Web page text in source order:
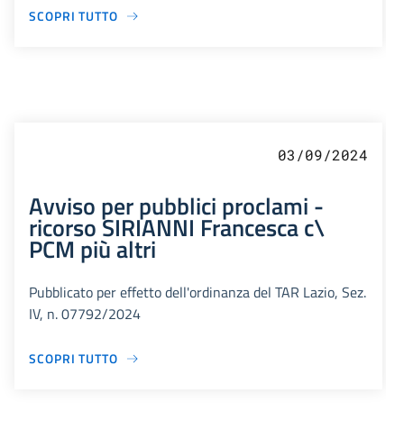
SCOPRI TUTTO
03/09/2024
Avviso per pubblici proclami -
ricorso SIRIANNI Francesca c\
PCM più altri
Pubblicato per effetto dell'ordinanza del TAR Lazio, Sez.
IV, n. 07792/2024
SCOPRI TUTTO